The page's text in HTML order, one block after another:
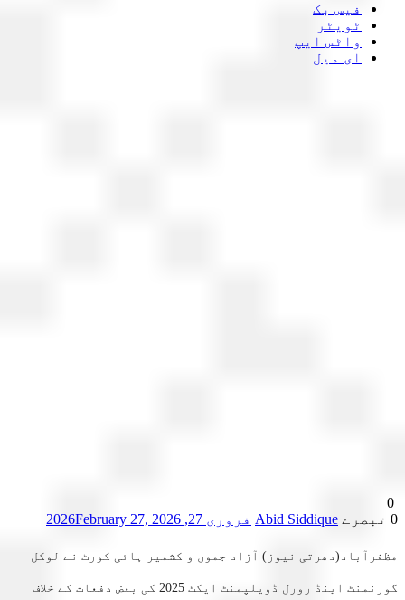
فیس بک
ٹویٹر
واٹس ایپ
ای میل
Abid Siddique فروری 27, 2026 February 27, 2026
نیوز) آزاد جموں و کشمیر ہائی کورٹ نے لوکل
گورنمنٹ اینڈ رورل ڈویلپمنٹ ایکٹ 2025 کی بعض دفعات کے خلاف